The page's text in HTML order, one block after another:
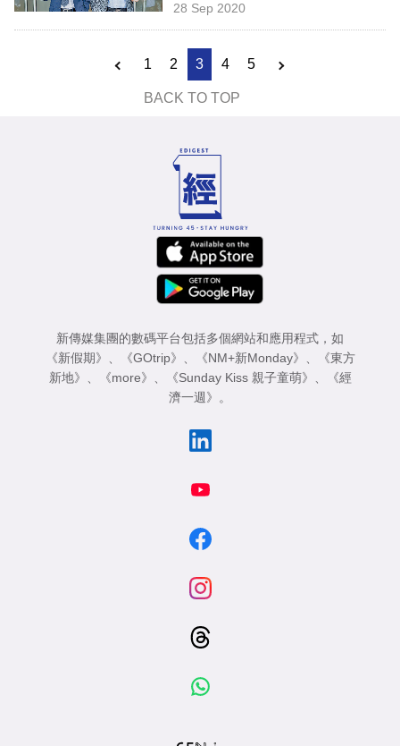
28 Sep 2020
1 2 3 4 5
BACK TO TOP
新傳媒集團的數碼平台包括多個網站和應用程式，如
《新假期》 、 《GOtrip》 、 《NM+新Monday》 、
《東方
新地》 、 《more》 、 《Sunday Kiss 親子童萌》 、
《經
濟一週》 。